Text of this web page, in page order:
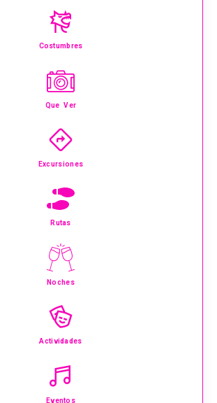
Costumbres
Que Ver
Excursiones
Rutas
Noches
Actividades
Eventos